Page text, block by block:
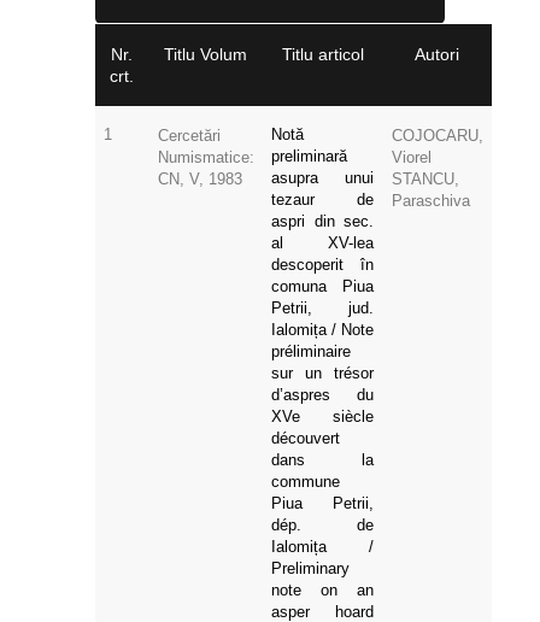
Nr.
crt.
Titlu Volum Titlu articol Autori
1
Cercetări
Numismatice:
CN, V, 1983
Notă
preliminară
asupra unui
tezaur de
aspri din sec.
al XV-lea
descoperit în
comuna Piua
Petrii, jud.
Ialomița / Note
préliminaire
sur un trésor
d’aspres du
XVe siècle
découvert
dans la
commune
Piua Petrii,
dép. de
Ialomița /
Preliminary
note on an
asper hoard
COJOCARU,
Viorel
STANCU,
Paraschiva